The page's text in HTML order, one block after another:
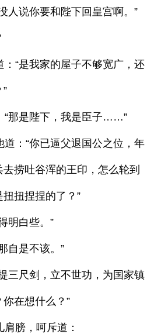
人说你要和陛下回皇宫啊。”
“是我家的屋子不够宽广，还
那是陛下，我是臣子……”
：“你已逼父退国公之位，年
捞吐谷浑的王印，怎么轮到
扭捏捏的了？”
明白些。”
自是不该。”
三尺剑，立不世功，为国家镇
在想什么？”
膀，呵斥道：